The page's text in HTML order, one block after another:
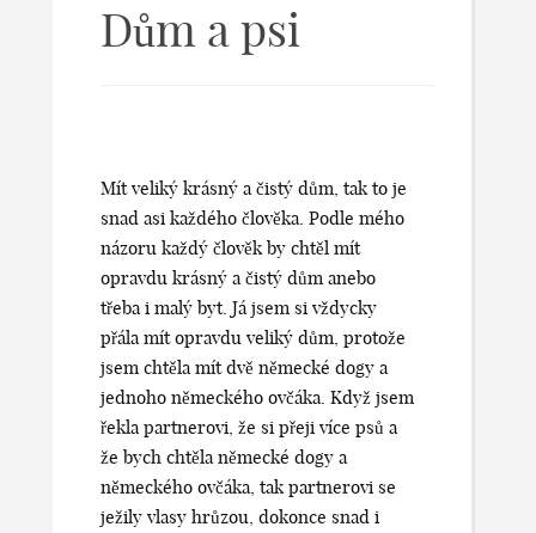
Dům a psi
Mít veliký krásný a čistý dům, tak to je
snad asi každého člověka. Podle mého
názoru každý člověk by chtěl mít
opravdu krásný a čistý dům anebo
třeba i malý byt. Já jsem si vždycky
přála mít opravdu veliký dům, protože
jsem chtěla mít dvě německé dogy a
jednoho německého ovčáka. Když jsem
řekla partnerovi, že si přeji více psů a
že bych chtěla německé dogy a
německého ovčáka, tak partnerovi se
ježily vlasy hrůzou, dokonce snad i